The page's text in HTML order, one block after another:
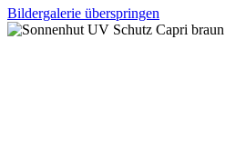
Bildergalerie überspringen